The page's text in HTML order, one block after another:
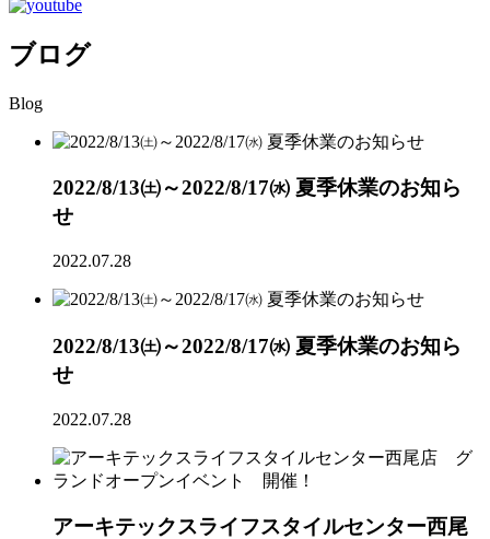
ブログ
Blog
2022/8/13㈯～2022/8/17㈬ 夏季休業のお知ら
せ
2022.07.28
2022/8/13㈯～2022/8/17㈬ 夏季休業のお知ら
せ
2022.07.28
アーキテックスライフスタイルセンター西尾